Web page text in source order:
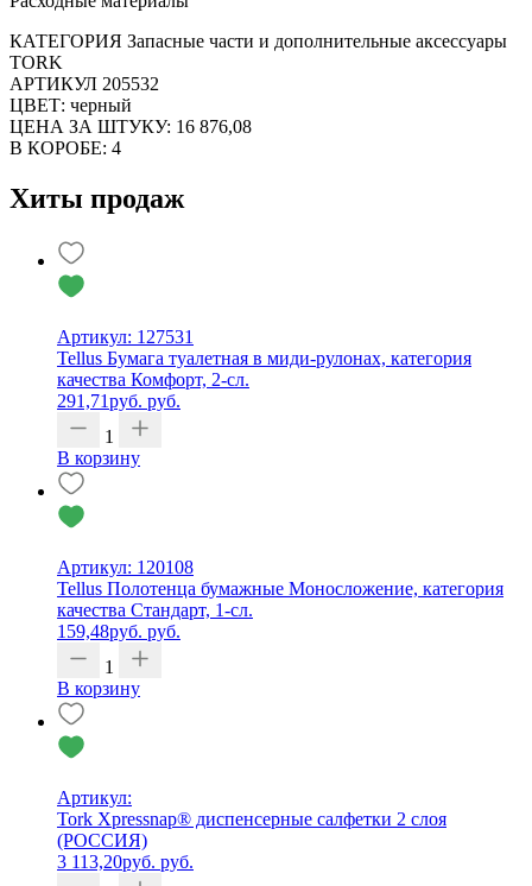
КАТЕГОРИЯ Запасные части и дополнительные аксессуары
TORK
АРТИКУЛ 205532
ЦВЕТ: черный
ЦЕНА ЗА ШТУКУ: 16 876,08
В КОРОБЕ: 4
Хиты продаж
Артикул: 127531
Tellus Бумага туалетная в миди-рулонах, категория
качества Комфорт, 2-сл.
291,71руб. руб.
1
В корзину
Артикул: 120108
Tellus Полотенца бумажные Моносложение, категория
качества Стандарт, 1-сл.
159,48руб. руб.
1
В корзину
Артикул:
Tork Xpressnap® диспенсерные салфетки 2 слоя
(РОССИЯ)
3 113,20руб. руб.